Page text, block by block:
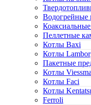
Водогрейные
Пеллетные
Котлы Baxi
Котлы
Пакетные
Котлы
Котлы Faci
Котлы
Ferroli